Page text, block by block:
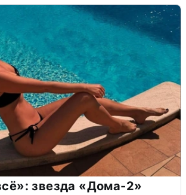
звезда «Дома-2»